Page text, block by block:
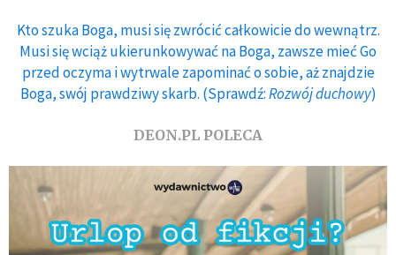
Kto szuka Boga, musi się zwrócić całkowicie do wewnątrz.
Musi się wciąż ukierunkowywać na Boga, zawsze mieć Go
przed oczyma i wytrwale zapominać o sobie, aż znajdzie
Boga, swój prawdziwy skarb. (Sprawdź:Rozwój duchowy)
DEON.PL POLECA